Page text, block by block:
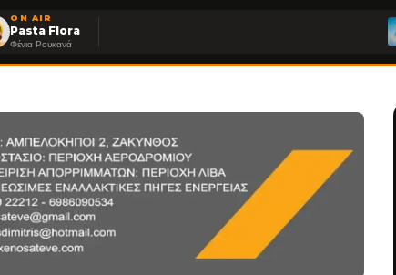
ON AIR
Pasta Flora
Φένια Ρουκανά